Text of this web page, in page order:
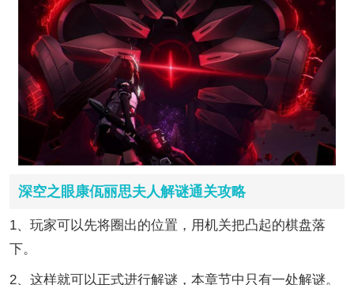
深空之眼康佤丽思夫人解谜通关攻略
1、玩家可以先将圈出的位置，用机关把凸起的棋盘落
下。
2、这样就可以正式进行解谜，本章节中只有一处解谜。